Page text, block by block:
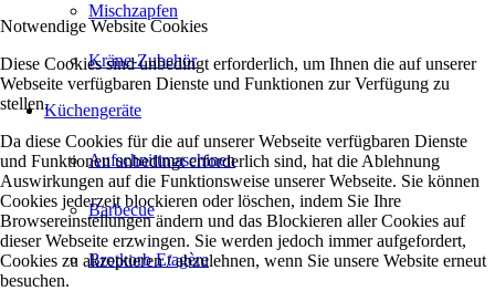
Mischzapfen
Kräne-Zubehör
Küchengeräte
Aufschnittmaschinen
Barbecue
Brotkorb Etagère
Notwendige Website Cookies
Diese Cookies sind unbedingt erforderlich, um Ihnen die auf unserer
Webseite verfügbaren Dienste und Funktionen zur Verfügung zu
stellen.
Da diese Cookies für die auf unserer Webseite verfügbaren Dienste
und Funktionen unbedingt erforderlich sind, hat die Ablehnung
Auswirkungen auf die Funktionsweise unserer Webseite. Sie können
Cookies jederzeit blockieren oder löschen, indem Sie Ihre
Browsereinstellungen ändern und das Blockieren aller Cookies auf
dieser Webseite erzwingen. Sie werden jedoch immer aufgefordert,
Cookies zu akzeptieren / abzulehnen, wenn Sie unsere Website erneut
besuchen.